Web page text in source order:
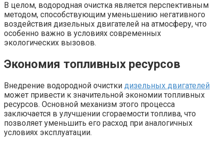
В целом, водородная очистка является перспективным
методом, способствующим уменьшению негативного
воздействия дизельных двигателей на атмосферу, что
особенно важно в условиях современных
экологических вызовов.
Экономия топливных ресурсов
Внедрение водородной очистки дизельных двигателей
может привести к значительной экономии топливных
ресурсов. Основной механизм этого процесса
заключается в улучшении сгораемости топлива, что
позволяет уменьшить его расход при аналогичных
условиях эксплуатации.